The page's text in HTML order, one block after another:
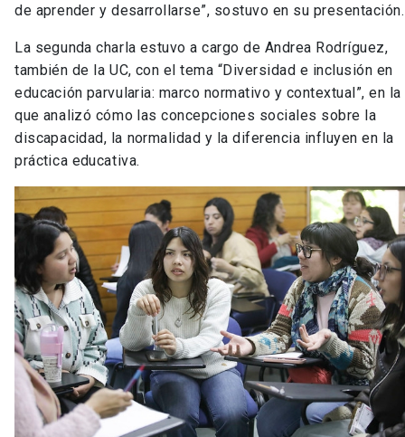
de aprender y desarrollarse”, sostuvo en su presentación.
La segunda charla estuvo a cargo de Andrea Rodríguez,
también de la UC, con el tema “Diversidad e inclusión en
educación parvularia: marco normativo y contextual”, en la
que analizó cómo las concepciones sociales sobre la
discapacidad, la normalidad y la diferencia influyen en la
práctica educativa.